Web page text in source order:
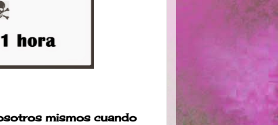
mismos cuando